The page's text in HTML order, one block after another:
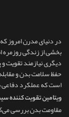
در دنیای مدرن امروز
بخشی از زندگی
دیگری نیازمند تقویت
حفظ سلامت بدن و
است که عملکرد دفاعی
ویتامین تقویت کننده
مقاومت بدن بررسی